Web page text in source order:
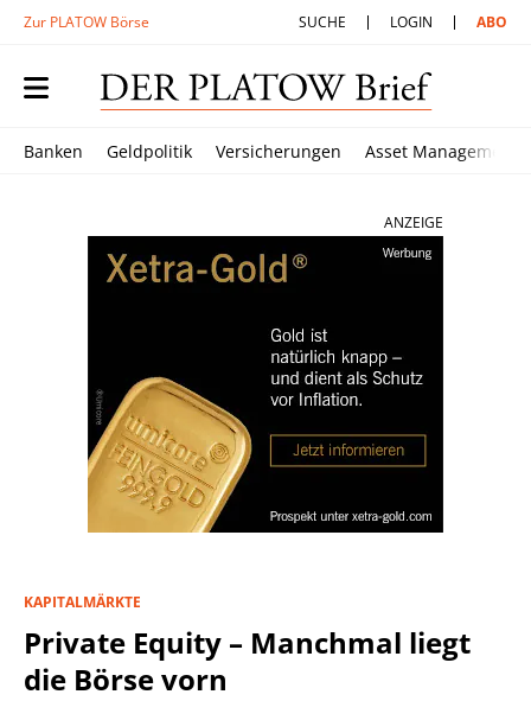
Zur PLATOW Börse SUCHE LOGIN ABO
Banken Geldpolitik Versicherungen Asset Management
ANZEIGE
KAPITALMÄRKTE
Private Equity – Manchmal liegt
die Börse vorn